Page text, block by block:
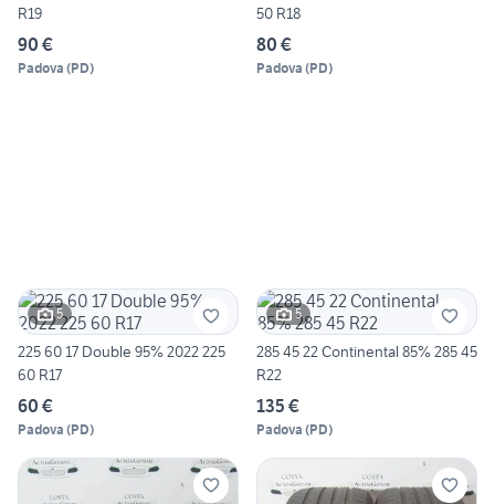
R19
90 €
Padova (PD)
50 R18
80 €
Padova (PD)
5
225 60 17 Double 95% 2022 225
60 R17
60 €
Padova (PD)
5
285 45 22 Continental 85% 285 45
R22
135 €
Padova (PD)